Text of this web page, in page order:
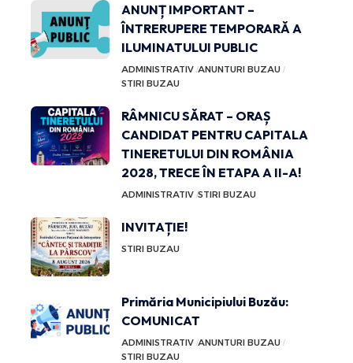
ANUNȚ IMPORTANT –
ÎNTRERUPERE TEMPORARĂ A
ILUMINATULUI PUBLIC
ADMINISTRATIV ANUNTURI BUZAU
STIRI BUZAU
RÂMNICU SĂRAT – ORAȘ
CANDIDAT PENTRU CAPITALA
TINERETULUI DIN ROMÂNIA
2028, TRECE ÎN ETAPA A II-A!
ADMINISTRATIV STIRI BUZAU
INVITAȚIE!
STIRI BUZAU
Primăria Municipiului Buzău:
COMUNICAT
ADMINISTRATIV ANUNTURI BUZAU
STIRI BUZAU